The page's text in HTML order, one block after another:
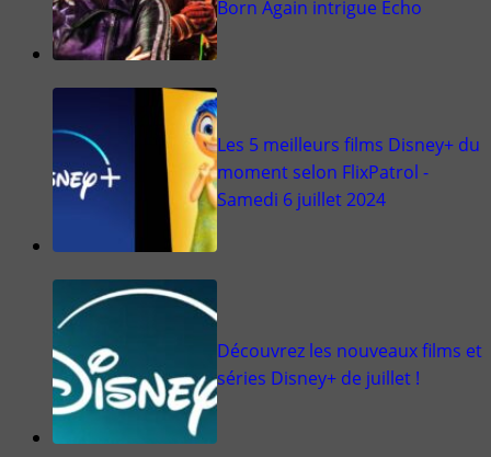
Born Again intrigue Echo
Les 5 meilleurs films Disney+ du
moment selon FlixPatrol -
Samedi 6 juillet 2024
Découvrez les nouveaux films et
séries Disney+ de juillet !